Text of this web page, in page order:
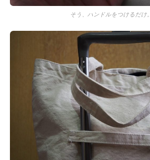
そう、ハンドルをつけるだけ。